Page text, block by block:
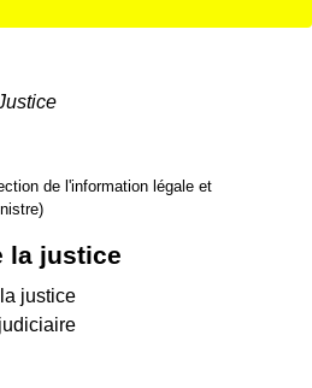
de l'information légale et
la justice
justice